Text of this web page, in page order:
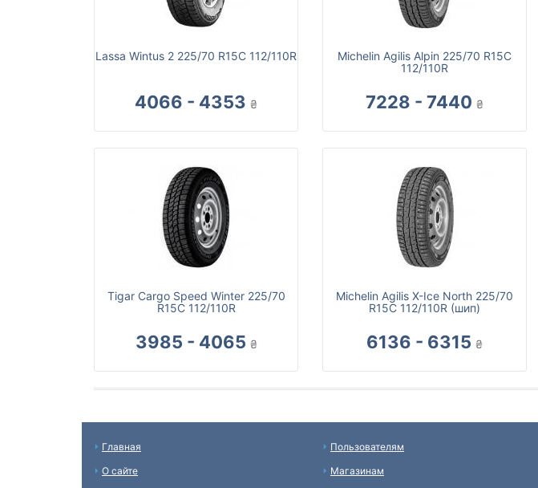
Lassa Wintus 2 225/70 R15C 112/110R
4066 - 4353 ₴
Michelin Agilis Alpin 225/70 R15C
112/110R
7228 - 7440 ₴
Tigar Cargo Speed Winter 225/70
R15C 112/110R
3985 - 4065 ₴
Michelin Agilis X-Ice North 225/70
R15C 112/110R (шип)
6136 - 6315 ₴
Главная
О сайте
Пользователям
Магазинам